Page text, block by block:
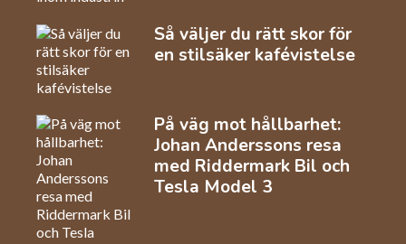
Så väljer du rätt skor för
en stilsäker kafévistelse
På väg mot hållbarhet:
Johan Anderssons resa
med Riddermark Bil och
Tesla Model 3